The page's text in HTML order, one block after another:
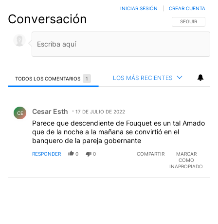
Conversación SIGA ESTA
SEGUIR
INICIAR SESIÓN CREAR CUENTA
TODOS LOS COMENTARIOS 1 LOS MÁS RECIENTES
CE Cesar Esth 17 DE JULIO DE 2022
Parece que descendiente de Fouquet es un tal Amado
que de la noche a la mañana se convirtió en el
banquero de la pareja gobernante
RESPONDER 0 0 COMPARTIR
MARCAR
COMO
INAPROPIADO